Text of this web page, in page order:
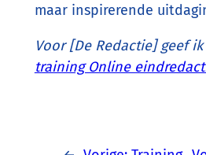
maar inspirerende
Voor [De Redactie] geef
training Online